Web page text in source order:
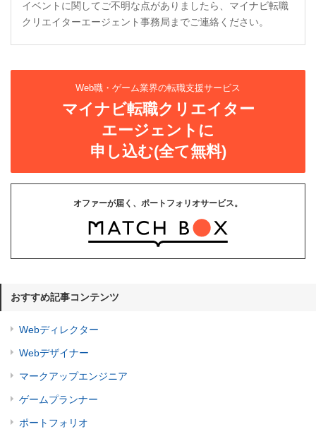
イベントに関してご不明な点がありましたら、マイナビ転職
クリエイターエージェント事務局までご連絡ください。
Web職・ゲーム業界の転職支援サービス
マイナビ転職クリエイター
エージェントに
申し込む(全て無料)
オファーが届く、ポートフォリオサービス。
おすすめ記事コンテンツ
Webディレクター
Webデザイナー
マークアップエンジニア
ゲームプランナー
ポートフォリオ